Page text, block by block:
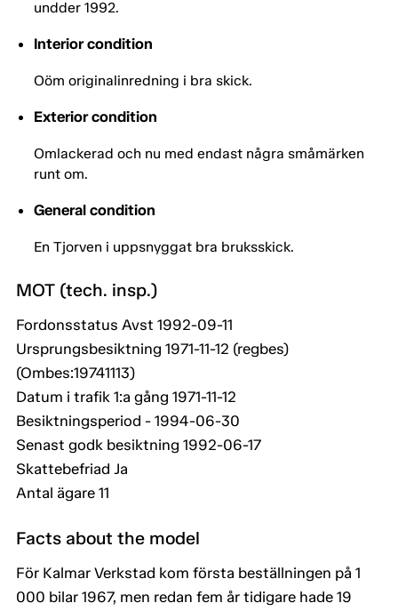
undder 1992.
Interior condition
Oöm originalinredning i bra skick.
Exterior condition
Omlackerad och nu med endast några småmärken
runt om.
General condition
En Tjorven i uppsnyggat bra bruksskick.
MOT (tech. insp.)
Fordonsstatus Avst 1992-09-11
Ursprungsbesiktning 1971-11-12 (regbes)
(Ombes:19741113)
Datum i trafik 1:a gång 1971-11-12
Besiktningsperiod - 1994-06-30
Senast godk besiktning 1992-06-17
Skattebefriad Ja
Antal ägare 11
Facts about the model
För Kalmar Verkstad kom första beställningen på 1
000 bilar 1967, men redan fem år tidigare hade 19